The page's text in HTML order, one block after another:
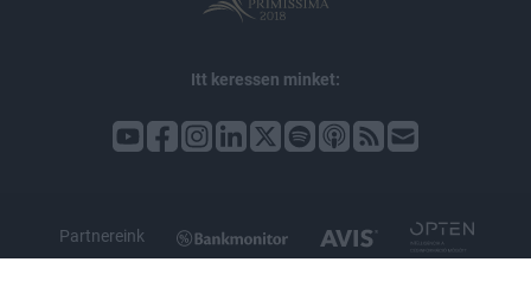
Itt keressen minket:
Partnereink